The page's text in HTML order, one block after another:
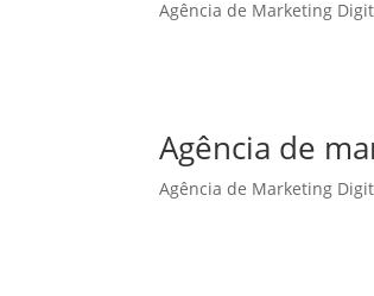
Agência de Marketing
Agência de
Agência de Marketing